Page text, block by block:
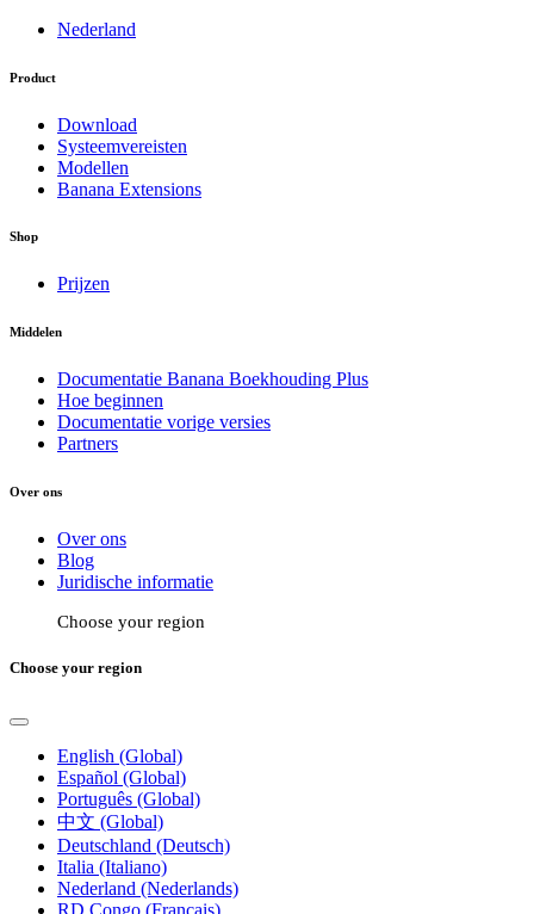
Nederland
Product
Download
Systeemvereisten
Modellen
Banana Extensions
Shop
Prijzen
Middelen
Documentatie Banana Boekhouding Plus
Hoe beginnen
Documentatie vorige versies
Partners
Over ons
Over ons
Blog
Juridische informatie
Choose your region
Choose your region
English (Global)
Español (Global)
Português (Global)
中文 (Global)
Deutschland (Deutsch)
Italia (Italiano)
Nederland (Nederlands)
RD Congo (Français)